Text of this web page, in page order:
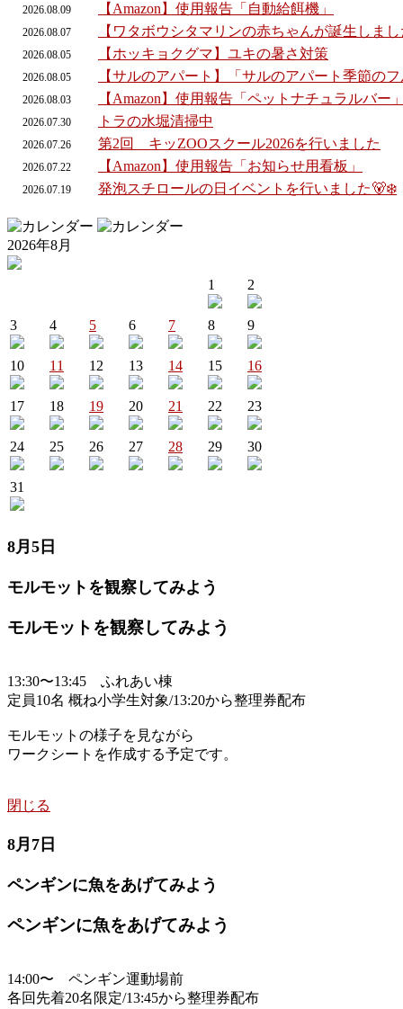
2026.08.09 【Amazon】使用報告「自動給餌機」
2026.08.07 【ワタボウシタマリンの赤ちゃんが誕生しま
2026.08.05 【ホッキョクグマ】ユキの暑さ対策
2026.08.05 【サルのアパート】「サルのアパート季節の
2026.08.03 【Amazon】使用報告「ペットナチュラルバー
2026.07.30 トラの水堀清掃中
2026.07.26 第2回 キッZOOスクール2026を行いました
2026.07.22 【Amazon】使用報告「お知らせ用看板」
2026.07.19 発泡スチロールの日イベントを行いました🐻‍❄️
2026年8月
1 2
3 4 5 6 7 8 9
10 11 12 13 14 15 16
17 18 19 20 21 22 23
24 25 26 27 28 29 30
31
8月5日
モルモットを観察してみよう
モルモットを観察してみよう
13:30〜13:45 ふれあい棟
定員10名 概ね小学生対象/13:20から整理券配布
モルモットの様子を見ながら
ワークシートを作成する予定です。
閉じる
8月7日
ペンギンに魚をあげてみよう
ペンギンに魚をあげてみよう
14:00〜 ペンギン運動場前
各回先着20名限定/13:45から整理券配布